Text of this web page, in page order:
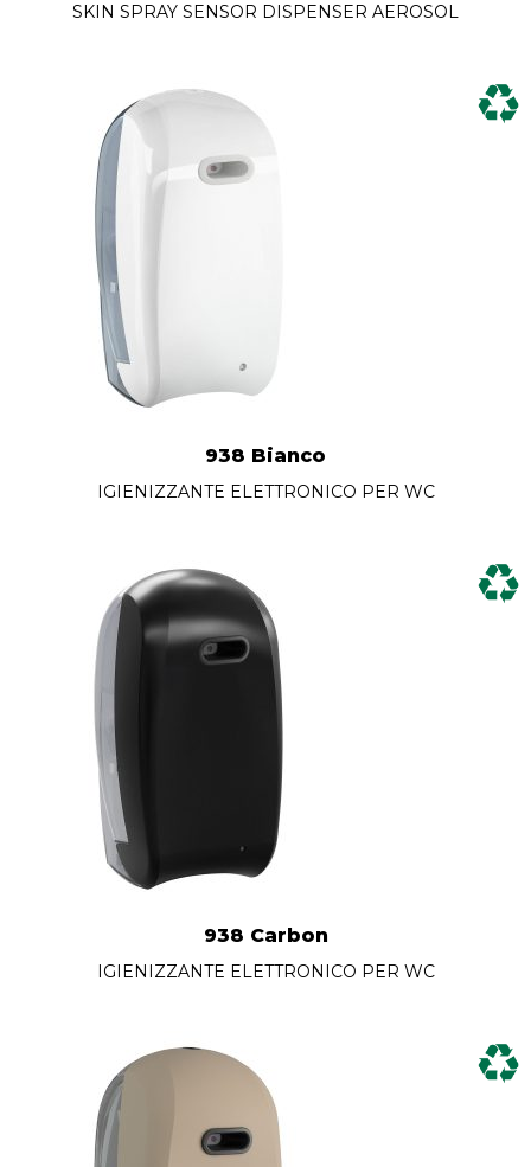
SKIN SPRAY SENSOR DISPENSER AEROSOL
938 Bianco
IGIENIZZANTE ELETTRONICO PER WC
938 Carbon
IGIENIZZANTE ELETTRONICO PER WC